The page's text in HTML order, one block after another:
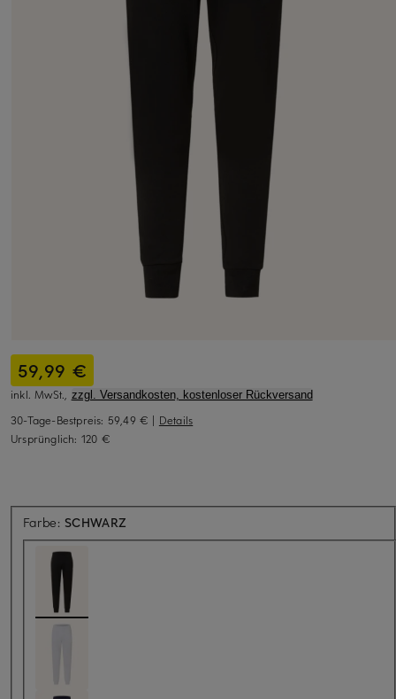
59,99 €
inkl. MwSt., zzgl. Versandkosten, kostenloser Rückversand
30-Tage-Bestpreis: 59,49 € | Details
Ursprünglich: 120 €
Farbe: SCHWARZ